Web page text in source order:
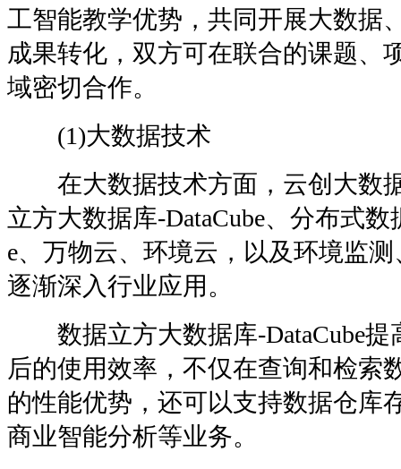
工智能教学优势，共同开展大数据
成果转化，双方可在联合的课题、
域密切合作。
(1)大数据技术
在大数据技术方面，云创大数
立方大数据库-DataCube、分布式数
e、万物云、环境云，以及环境监
逐渐深入行业应用。
数据立方大数据库-DataCube提
后的使用效率，不仅在查询和检索
的性能优势，还可以支持数据仓库
商业智能分析等业务。